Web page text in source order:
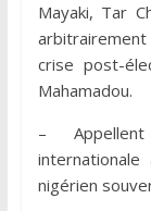
Mayaki, Tar
crise post-
Mahamadou.
–
nigérien